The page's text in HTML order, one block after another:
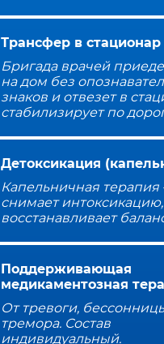
Трансфер в стационар
Бригада врачей
на дом без
знаков и отвезет в
стабилизирует по
Детоксикация
Капельничная
снимает интоксикацию,
восстанавливает
Поддерживающая
медикаментозная
От тревоги,
тремора. Состав
индивидуальный.